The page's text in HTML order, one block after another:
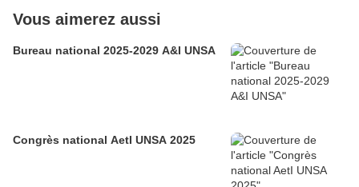
Vous aimerez aussi
Bureau national 2025-2029 A&I UNSA
Congrès national AetI UNSA 2025